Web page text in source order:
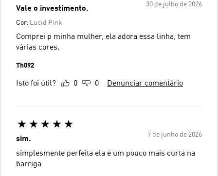
30 de julho de 2026
Vale o investimento.
Cor: Lucid Pink
Comprei p minha mulher, ela adora essa linha, tem
várias cores.
Th092
Isto foi útil? 0 0 Denunciar comentário
7 de junho de 2026
sim.
simplesmente perfeita ela e um pouco mais curta na
barriga